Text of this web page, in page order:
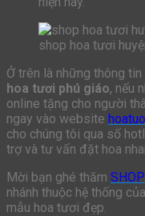
shop hoa tươi
Ở trên là những thông
hoa tươi phú giáo, nếu
online tặng cho người
ngay vào website
cho chúng tôi qua số
trợ và tư vấn đặt hoa
Mời bạn ghé thăm
nhánh thuộc hệ thống của
mẫu hoa tươi đẹp.